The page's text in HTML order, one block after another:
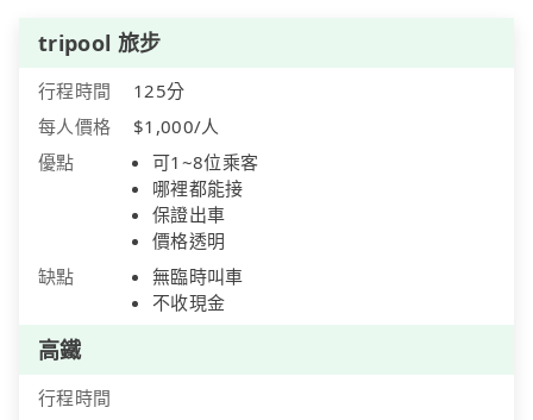
tripool 旅步
行程時間
125分
每人價格
$1,000/人
優點
可1~8位乘客
哪裡都能接
保證出車
價格透明
缺點
無臨時叫車
不收現金
高鐵
行程時間